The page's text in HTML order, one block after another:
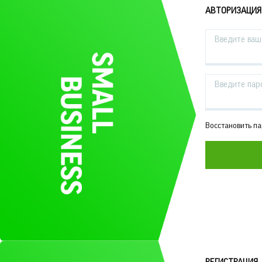
АВТОРИЗАЦИЯ
Введите
Введите
Восстановить